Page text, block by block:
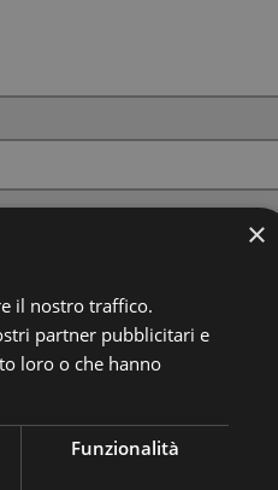
×
il nostro traffico.
partner pubblicitari e
loro o che hanno
Funzionalità